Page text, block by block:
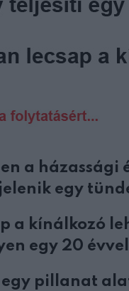
a
egy
a kínálkozó
egy 20
pillanat